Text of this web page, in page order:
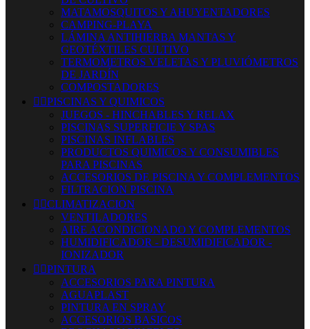
MATAMOSQUITOS Y AHUYENTADORES
CAMPING-PLAYA
LÁMINA ANTIHIERBA MANTAS Y
GEOTÉXTILES CULTIVO
TERMOMETROS VELETAS Y PLUVIÓMETROS
DE JARDÍN
COMPOSTADORES
 PISCINAS Y QUIMICOS
JUEGOS - HINCHABLES Y RELAX
PISCINAS SUPERFICIE Y SPAS
PISCINAS INFLABLES
PRODUCTOS QUIMICOS Y CONSUMIBLES
PARA PISCINAS
ACCESORIOS DE PISCINA Y COMPLEMENTOS
FILTRACION PISCINA
 CLIMATIZACION
VENTILADORES
AIRE ACONDICIONADO Y COMPLEMENTOS
HUMIDIFICADOR - DESUMIDIFICADOR -
IONIZADOR
 PINTURA
ACCESORIOS PARA PINTURA
AGUAPLAST
PINTURA EN SPRAY
ACCESORIOS BASICOS